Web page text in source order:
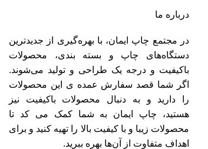
درباره ما
در مجتمع چاپ ایمان، با بهره‌گیری از جدیدترین
دستگاه‌های چاپ و بسته بندی، محصولات
باکیفیت و درجه یک طراحی و تولید می‌شوند.
اگر شما قصد سفارش عمده ی این محصولات
را دارید و به‌ دنبال محصولات باکیفیت نیز
هستید، چاپ ایمان به شما کمک می کد تا
محصولات زیبا و با کیفیت بالا را تهیه کنید و برای
اهداف متفاوت از آن‌ها بهره ببرید.